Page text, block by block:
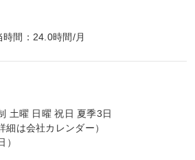
間：24.0時間/月
土曜 日曜 祝日 夏季3日
は会社カレンダー）